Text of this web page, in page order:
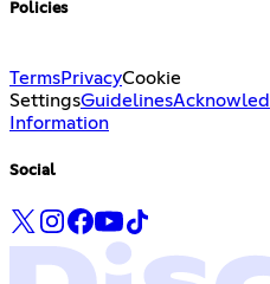
Policies
TermsPrivacyCookie
SettingsGuidelines
Information
Social